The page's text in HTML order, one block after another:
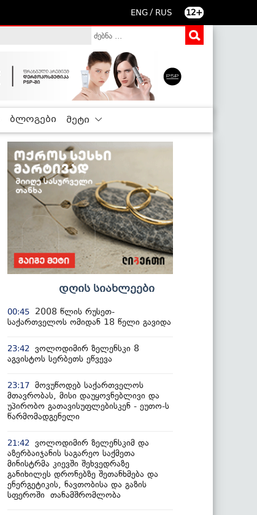
ENG / RUS 12+
ბლოგები მეტი
დღის სიახლეები
00:45
2008 წლის რუსეთ-
საქართველოს ომიდან 18 წელი გავიდა
23:42
ვოლოდიმირ ზელენსკი 8
აგვისტოს სერბეთს ეწვევა
23:17 მოვუწოდებ საქართველოს
მთავრობას, მისი დაუყოვნებლივი და
უპირობო გათავისუფლებისკენ - ეუთო-ს
წარმომადგენელი
21:42
ვოლოდიმირ ზელენსკიმ და
აზერბაიჯანის საგარეო საქმეთა
მინისტრმა კიევში შეხვედრაზე
განიხილეს დრონებზე შეთანხმება და
ენერგეტიკის, ნავთობისა და გაზის
სფეროში თანამშრომლობა